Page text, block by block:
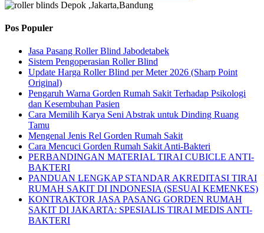
Pos Populer
Jasa Pasang Roller Blind Jabodetabek
Sistem Pengoperasian Roller Blind
Update Harga Roller Blind per Meter 2026 (Sharp Point
Original)
Pengaruh Warna Gorden Rumah Sakit Terhadap Psikologi
dan Kesembuhan Pasien
Cara Memilih Karya Seni Abstrak untuk Dinding Ruang
Tamu
Mengenal Jenis Rel Gorden Rumah Sakit
Cara Mencuci Gorden Rumah Sakit Anti-Bakteri
PERBANDINGAN MATERIAL TIRAI CUBICLE ANTI-
BAKTERI
PANDUAN LENGKAP STANDAR AKREDITASI TIRAI
RUMAH SAKIT DI INDONESIA (SESUAI KEMENKES)
KONTRAKTOR JASA PASANG GORDEN RUMAH
SAKIT DI JAKARTA: SPESIALIS TIRAI MEDIS ANTI-
BAKTERI